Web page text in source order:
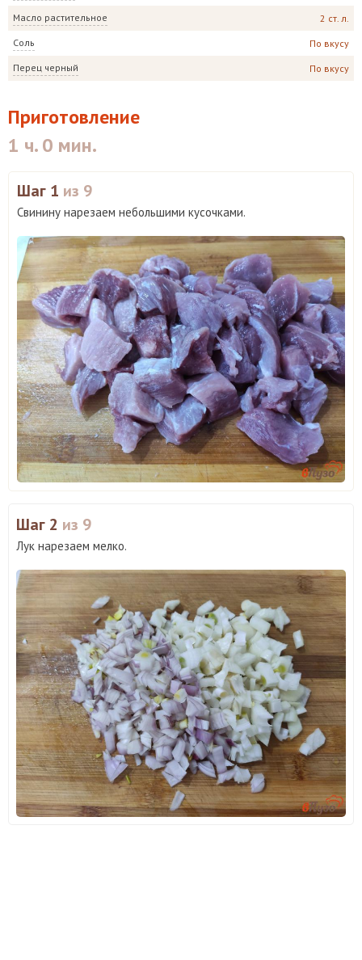
Масло растительное 2 ст. л.
Соль По вкусу
Перец черный По вкусу
Приготовление
1 ч. 0 мин.
Шаг 1 из 9
Свинину нарезаем небольшими кусочками.
Шаг 2 из 9
Лук нарезаем мелко.